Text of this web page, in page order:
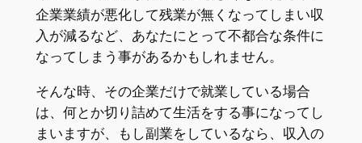
企業業績が悪化して残業が無くなってしまい収
入が減るなど、あなたにとって不都合な条件に
なってしまう事があるかもしれません。
そんな時、その企業だけで就業している場合
は、何とか切り詰めて生活をする事になってし
まいますが、もし副業をしているなら、収入の